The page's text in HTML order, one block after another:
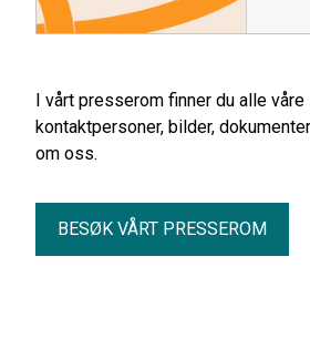
I vårt presserom finner du alle
kontaktpersoner, bilder,
om oss.
BESØK VÅRT PRESSEROM